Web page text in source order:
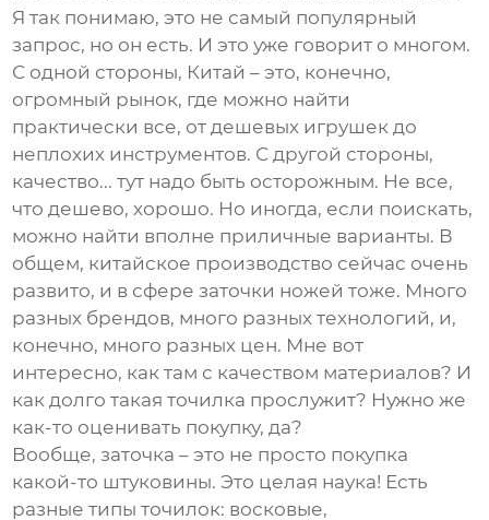
Я так понимаю, это не самый популярный
запрос, но он есть. И это уже говорит о многом.
С одной стороны, Китай – это, конечно,
огромный рынок, где можно найти
практически все, от дешевых игрушек до
неплохих инструментов. С другой стороны,
качество... тут надо быть осторожным. Не все,
что дешево, хорошо. Но иногда, если поискать,
можно найти вполне приличные варианты. В
общем, китайское производство сейчас очень
развито, и в сфере заточки ножей тоже. Много
разных брендов, много разных технологий, и,
конечно, много разных цен. Мне вот
интересно, как там с качеством материалов? И
как долго такая точилка прослужит? Нужно же
как-то оценивать покупку, да?
Вообще, заточка – это не просто покупка
какой-то штуковины. Это целая наука! Есть
разные типы точилок: восковые,